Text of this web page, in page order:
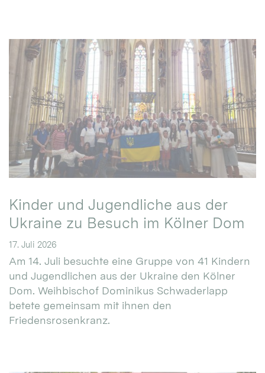
Kinder und Jugendliche aus der
Ukraine zu Besuch im Kölner Dom
17. Juli 2026
Am 14. Juli besuchte eine Gruppe von 41 Kindern
und Jugendlichen aus der Ukraine den Kölner
Dom. Weihbischof Dominikus Schwaderlapp
betete gemeinsam mit ihnen den
Friedensrosenkranz.